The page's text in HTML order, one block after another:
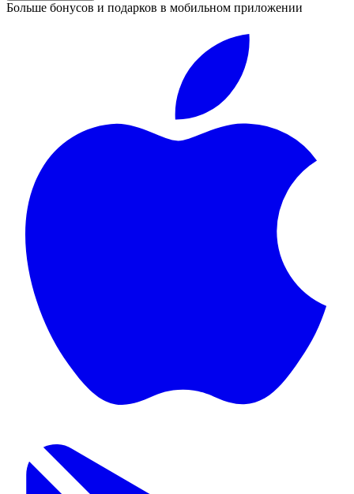
Больше бонусов и подарков в мобильном приложении